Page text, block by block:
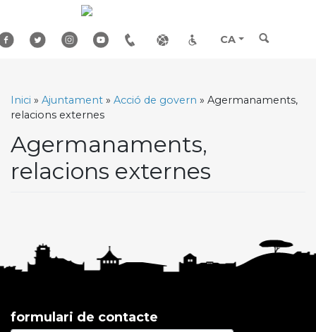
content
CA
Inici » Ajuntament » Acció de govern » Agermanaments,
relacions externes
Agermanaments,
relacions externes
formulari de contacte